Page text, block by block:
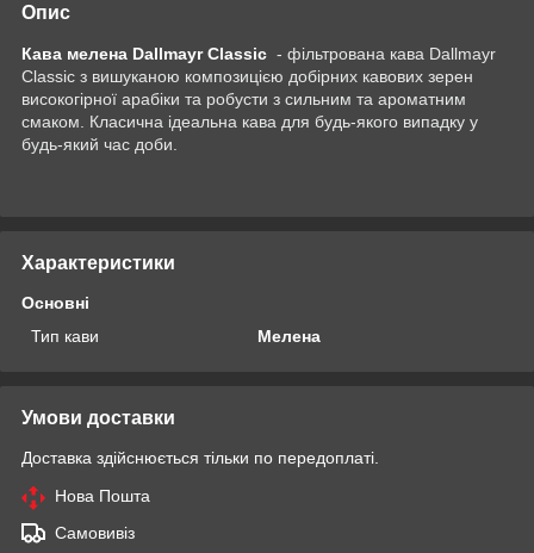
Опис
Кава мелена Dallmayr Classic - фільтрована кава Dallmayr
Classic з вишуканою композицією добірних кавових зерен
високогірної арабіки та робусти з сильним та ароматним
смаком. Класична ідеальна кава для будь-якого випадку у
будь-який час доби.
Характеристики
Основні
Тип кави
Мелена
Умови доставки
Доставка здійснюється тільки по передоплаті.
Нова Пошта
Самовивіз